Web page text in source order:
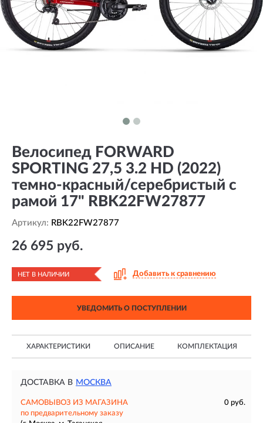
Велосипед FORWARD
SPORTING 27,5 3.2 HD (2022)
темно-красный/серебристый с
рамой 17" RBK22FW27877
Артикул: RBK22FW27877
26 695 руб.
НЕТ В НАЛИЧИИ Добавить к сравнению
УВЕДОМИТЬ О ПОСТУПЛЕНИИ
ХАРАКТЕРИСТИКИ ОПИСАНИЕ КОМПЛЕКТАЦИЯ
ДОСТАВКА В МОСКВА
САМОВЫВОЗ ИЗ МАГАЗИНА
0 руб.
по предварительному заказу